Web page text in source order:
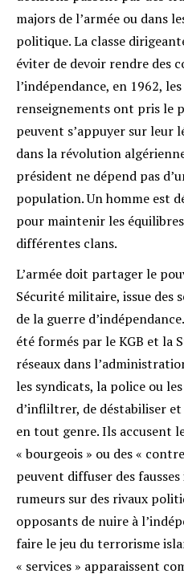
majors de l’armée ou dans
politique. La classe
éviter de devoir rendre des
l’indépendance, en 1962,
renseignements ont pris le
peuvent s’appuyer sur
dans la révolution
président ne dépend pas
population. Un homme est
pour maintenir les
différentes clans.
L’armée doit partager le
Sécurité militaire, issue des
de la guerre
été formés par le KGB et la
réseaux dans
les syndicats, la police ou
d’infliltrer, de déstabiliser
en tout genre. Ils accusent
« bourgeois » ou des «
peuvent diffuser des
rumeurs sur des rivaux
opposants de nuire à
faire le jeu du terrorisme
« services » apparaissent